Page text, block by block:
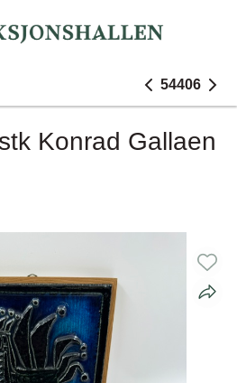
54406
Konrad Gallaen